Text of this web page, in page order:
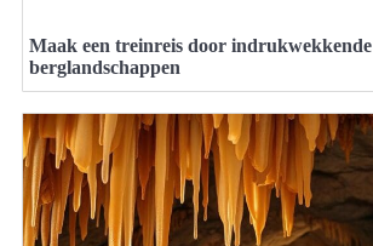
Maak een treinreis door indrukwekkende
berglandschappen